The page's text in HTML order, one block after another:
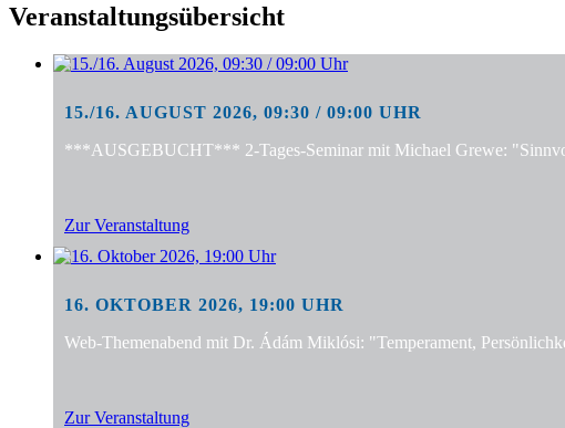
Veranstaltungsübersicht
15./16. AUGUST 2026, 09:30 / 09:00 UHR
***AUSGEBUCHT*** 2-Tages-Seminar mit Michael Grewe:
Zur Veranstaltung
16. OKTOBER 2026, 19:00 UHR
Web-Themenabend mit Dr. Ádám Miklósi: "Temperament,
Zur Veranstaltung